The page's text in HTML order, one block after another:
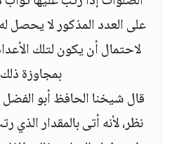
على العدد المذكور لا
لاحتمال أن يكون لتلك
بمجاوزة
قال شيخنا الحافظ أبو
نظر، لأنه أتى بالمقدار الذي